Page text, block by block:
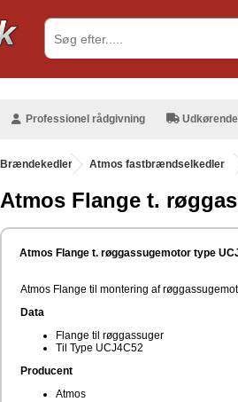
Professionel rådgivning
Brændekedler . Atmos fastbrændselkedler
Atmos Flange t.
Atmos Flange t. røggassugemotor type
Atmos Flange til montering af
Data
Flange til røggassuger
Til Type UCJ4C52
Producent
Atmos